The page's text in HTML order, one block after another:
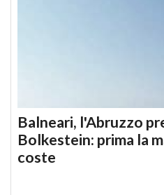
Balneari, l'Abruzzo
Bolkestein: prima la
coste